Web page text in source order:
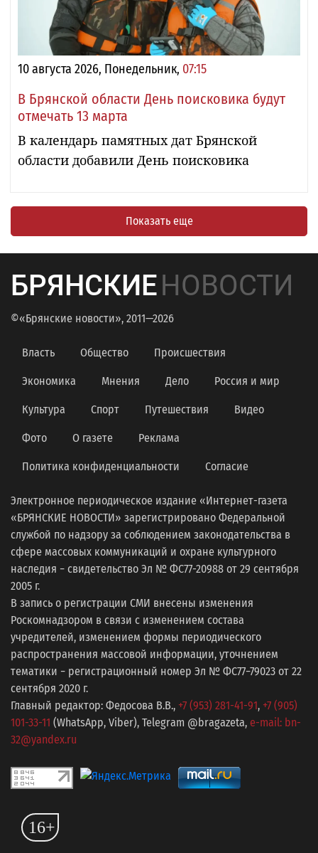
10 августа 2026, Понедельник, 07:15
В Брянской области День поисковика будут
отмечать 13 марта
В календарь памятных дат Брянской
области добавили День поисковика
Показать еще
БРЯНСКИЕНОВОСТИ
©«Брянские новости», 2011—2026
Власть Общество Происшествия
Экономика Мнения Дело Россия и мир
Культура Спорт Путешествия Видео
Фото О газете Реклама
Политика конфиденциальности Согласие
Электронное периодическое издание «Интернет-газета
«БРЯНСКИЕ НОВОСТИ» зарегистрировано Федеральной
службой по надзору за соблюдением законодательства в
сфере массовых коммуникаций и охране культурного
наследия − свидетельство Эл № ФС77-20988 от 29 сентября
2005 г.
В запись о регистрации СМИ внесены изменения
Роскомнадзором в связи с изменением состава
учредителей, изменением формы периодического
распространения массовой информации, уточнением
тематики − регистрационный номер Эл № ФС77−79023 от 22
сентября 2020 г.
Главный редактор: Федосова В.В., +7 (953) 281-41-91, +7 (905)
101-33-11 (WhatsApp, Viber), Telegram @bragazeta, e-mail: bn-
32@yandex.ru
16+